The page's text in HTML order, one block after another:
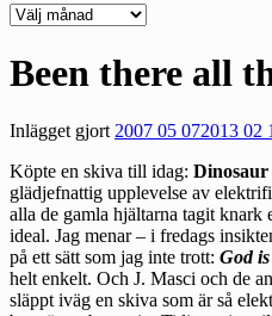
Deepedition
Been there all
Inlägget gjort2007 05 072013 02
Köpte en skiva till idag:
glädjefnattig upplevelse av
alla de gamla hjältarna tagit
ideal. Jag menar – i fredags
på ett sätt som jag inte trott: God
helt enkelt. Och J. Masci och de
släppt iväg en skiva som är så